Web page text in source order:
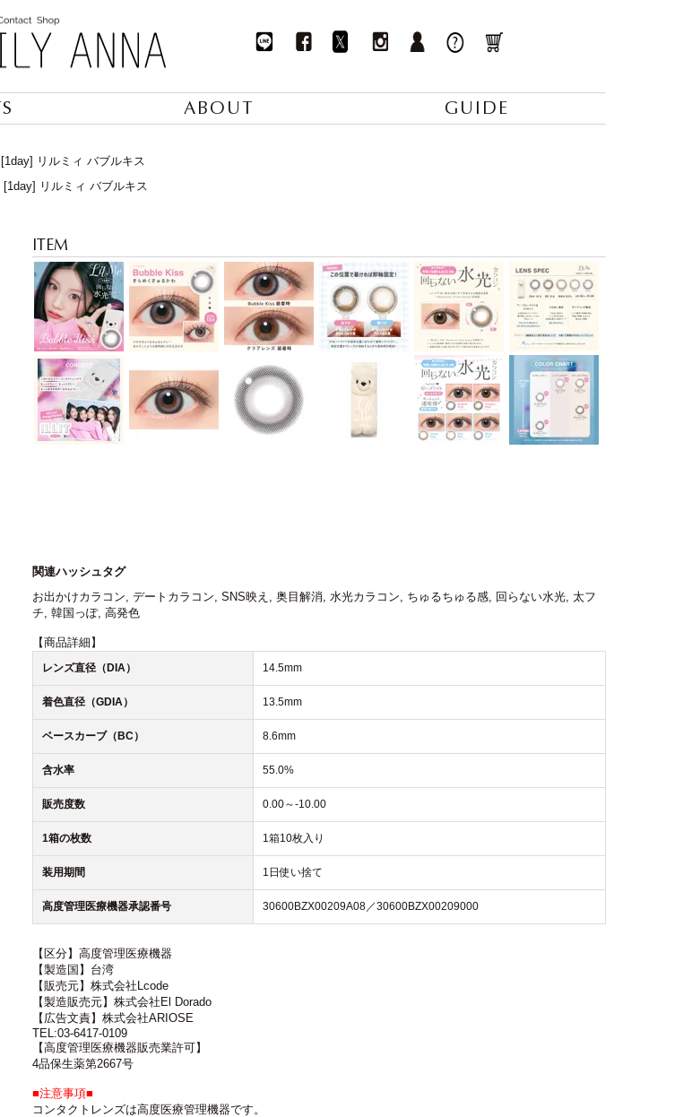
ABOUT GUIDE
[1day] リルミィ バブルキス
[1day] リルミィ バブルキス
関連ハッシュタグ
お出かけカラコン, デートカラコン, SNS映え , 奥目解消, 水光カラコン, ちゅるちゅる感, 回らない水光, 太フ
チ, 韓国っぽ, 高発色
【商品詳細】
レンズ直径（DIA） 14.5mm
着色直径（GDIA） 13.5mm
ベースカーブ（BC） 8.6mm
含水率 55.0%
販売度数 0.00～-10.00
1箱の枚数 1箱10枚入り
装用期間 1日使い捨て
高度管理医療機器承認番号 30600BZX00209A08／30600BZX00209000
【区分】高度管理医療機器
【製造国】台湾
【販売元】株式会社Lcode
【製造販売元】株式会社El Dorado
【広告文責】株式会社ARIOSE
TEL:03-6417-0109
【高度管理医療機器販売業許可】
4品保生薬第2667号
■注意事項■
コンタクトレンズは高度医療管理機器です。